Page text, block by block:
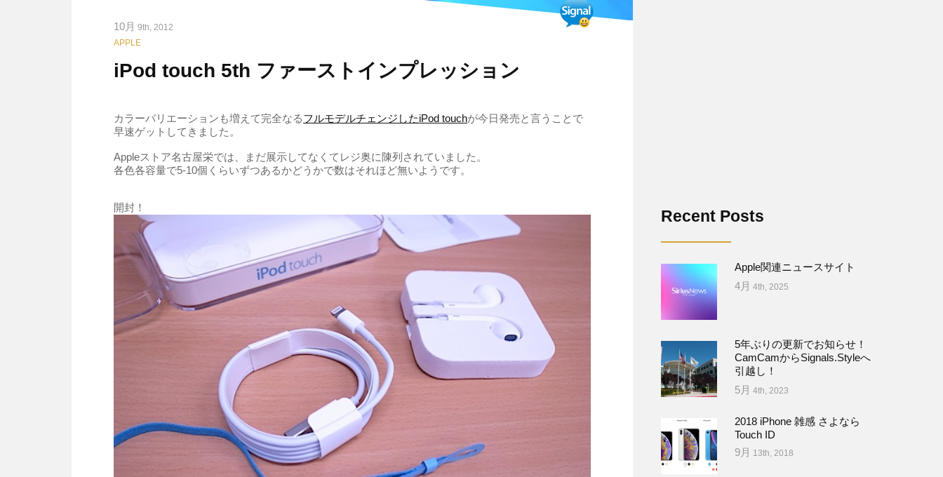
10月 9th, 2012
APPLE
iPod touch 5th ファーストインプレッション
カラーバリエーションも増えて完全なるフルモデルチェンジしたiPod touchが今日発売と言うことで
早速ゲットしてきました。
Appleストア名古屋栄では、まだ展示してなくてレジ奥に陳列されていました。
各色各容量で5-10個くらいずつあるかどうかで数はそれほど無いようです。
開封！
Recent Posts
Apple関連ニュースサイト
4月 4th, 2025
5年ぶりの更新でお知らせ！
CamCamからSignals.Styleへ
引越し！
5月 4th, 2023
2018 iPhone 雑感 さよなら
Touch ID
9月 13th, 2018